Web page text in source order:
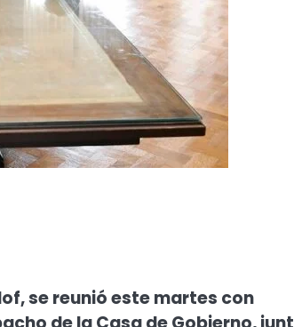
se reunió este martes con